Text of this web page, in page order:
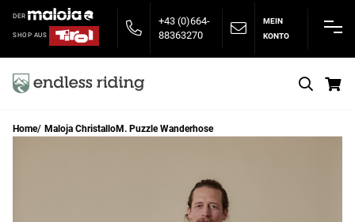
DER
SHOP AUS
+43 (0)664-
88363270
MEIN
KONTO
Home Maloja ChristalloM. Puzzle Wanderhose